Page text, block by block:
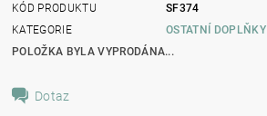
KÓD PRODUKTU
SF374
KATEGORIE
OSTATNÍ DOPLŇKY
POLOŽKA BYLA VYPRODÁNA...
Dotaz